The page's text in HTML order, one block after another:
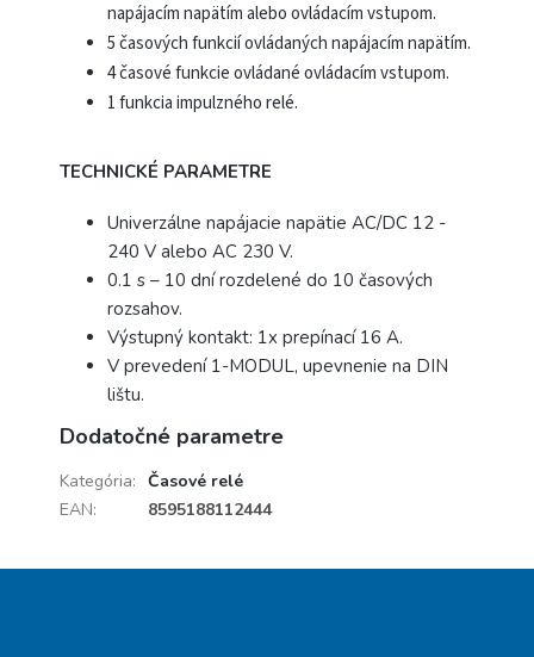
napájacím napätím alebo ovládacím vstupom.
5 časových funkcií ovládaných napájacím napätím.
4 časové funkcie ovládané ovládacím vstupom.
1 funkcia impulzného relé.
TECHNICKÉ PARAMETRE
Univerzálne napájacie napätie AC/DC 12 -
240 V alebo AC 230 V.
0.1 s – 10 dní rozdelené do 10 časových
rozsahov.
Výstupný kontakt: 1x prepínací 16 A.
V prevedení 1-MODUL, upevnenie na DIN
lištu.
Dodatočné parametre
Kategória: Časové relé
EAN: 8595188112444